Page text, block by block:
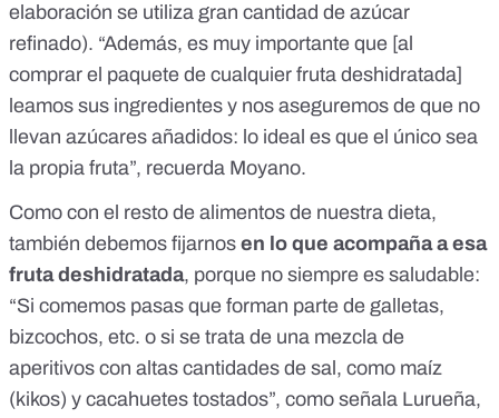
elaboración se utiliza gran cantidad de azúcar
refinado). “Además, es muy importante que [al
comprar el paquete de cualquier fruta deshidratada]
leamos sus ingredientes y nos aseguremos de que no
llevan azúcares añadidos: lo ideal es que el único sea
la propia fruta”, recuerda Moyano.
Como con el resto de alimentos de nuestra dieta,
también debemos fijarnos en lo que acompaña a esa
fruta deshidratada, porque no siempre es saludable:
“Si comemos pasas que forman parte de galletas,
bizcochos, etc. o si se trata de una mezcla de
aperitivos con altas cantidades de sal, como maíz
(kikos) y cacahuetes tostados”, como señala Lurueña,